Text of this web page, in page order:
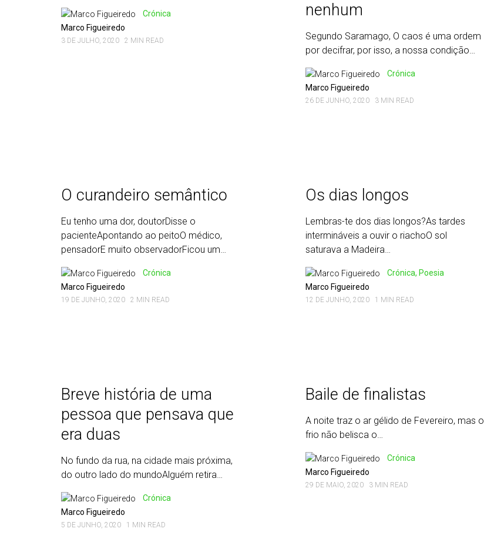
Crónica
Marco Figueiredo
3 DE JULHO, 2020 2 MIN READ
nenhum
Segundo Saramago, O caos é uma ordem
por decifrar, por isso, a nossa condição…
Crónica
Marco Figueiredo
26 DE JUNHO, 2020 3 MIN READ
O curandeiro semântico
Eu tenho uma dor, doutorDisse o
pacienteApontando ao peitoO médico,
pensadorE muito observadorFicou um…
Crónica
Marco Figueiredo
19 DE JUNHO, 2020 2 MIN READ
Os dias longos
Lembras-te dos dias longos?As tardes
intermináveis a ouvir o riachoO sol
saturava a Madeira…
Crónica, Poesia
Marco Figueiredo
12 DE JUNHO, 2020 1 MIN READ
Breve história de uma
pessoa que pensava que
era duas
No fundo da rua, na cidade mais próxima,
do outro lado do mundoAlguém retira…
Crónica
Marco Figueiredo
5 DE JUNHO, 2020 1 MIN READ
Baile de finalistas
A noite traz o ar gélido de Fevereiro, mas o
frio não belisca o…
Crónica
Marco Figueiredo
29 DE MAIO, 2020 3 MIN READ